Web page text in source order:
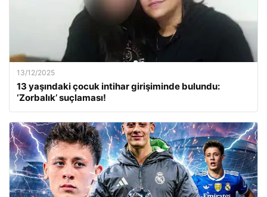
13/12/2025
13 yaşındaki çocuk intihar girişiminde bulundu:
‘Zorbalık’ suçlaması!